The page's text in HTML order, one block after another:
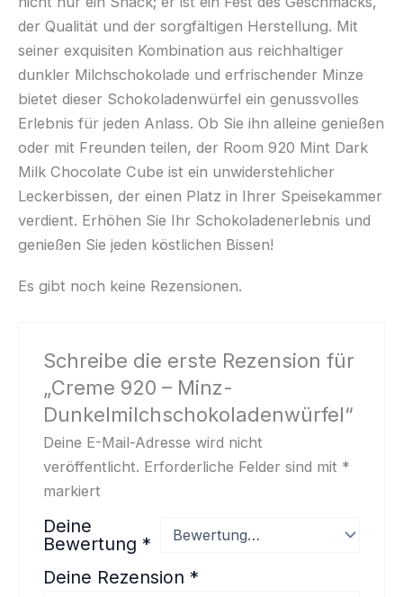
der Qualität und der sorgfältigen Herstellung. Mit
seiner exquisiten Kombination aus reichhaltiger
dunkler Milchschokolade und erfrischender Minze
bietet dieser Schokoladenwürfel ein genussvolles
Erlebnis für jeden Anlass. Ob Sie ihn alleine genießen
oder mit Freunden teilen, der Room 920 Mint Dark
Milk Chocolate Cube ist ein unwiderstehlicher
Leckerbissen, der einen Platz in Ihrer Speisekammer
verdient. Erhöhen Sie Ihr Schokoladenerlebnis und
genießen Sie jeden köstlichen Bissen!
Es gibt noch keine Rezensionen.
Schreibe die erste Rezension für
„Creme 920 – Minz-
Dunkelmilchschokoladenwürfel“
Deine E-Mail-Adresse wird nicht
veröffentlicht. Erforderliche Felder sind mit *
markiert
Deine
Bewertung *
Deine Rezension *